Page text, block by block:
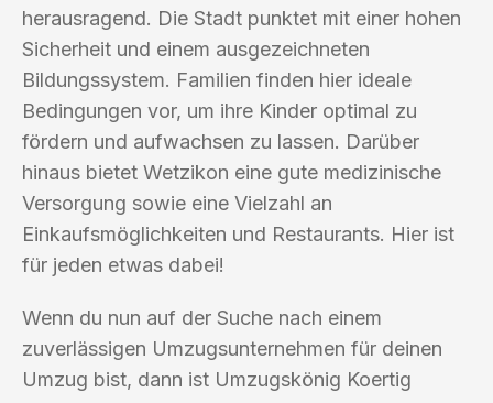
herausragend. Die Stadt punktet mit einer hohen
Sicherheit und einem ausgezeichneten
Bildungssystem. Familien finden hier ideale
Bedingungen vor, um ihre Kinder optimal zu
fördern und aufwachsen zu lassen. Darüber
hinaus bietet Wetzikon eine gute medizinische
Versorgung sowie eine Vielzahl an
Einkaufsmöglichkeiten und Restaurants. Hier ist
für jeden etwas dabei!
Wenn du nun auf der Suche nach einem
zuverlässigen Umzugsunternehmen für deinen
Umzug bist, dann ist Umzugskönig Koertig